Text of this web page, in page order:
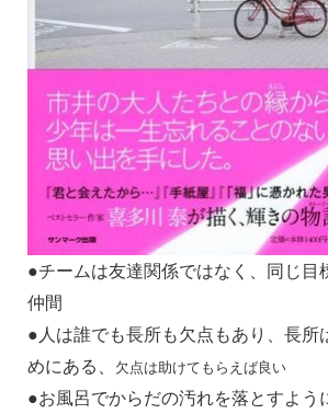
●チームは友達関係ではなく、同じ目
仲間
●人は誰でも長所も欠点もあり、長所
めにある、
欠点は助けてもらえば良い
●お風呂でからだの汚れを落とすよう